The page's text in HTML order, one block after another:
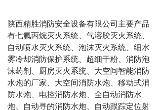
陕西精胜消防安全设备有限公司主要产品
有七氟丙烷灭火系统、气溶胶灭火系统、
自动喷水灭火系统、泡沫灭火系统、细水
雾冷却消防保护系统、超细干粉、消防泡
沫药剂、厨房灭火系统、大空间智能消防
水炮的厂家、大空间消防水炮、移动式消
防水炮、电控消防水炮、全自动消防水
炮、自动寻的消防水炮、自动跟踪定位射